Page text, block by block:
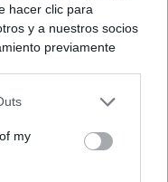
hacer clic para
y a nuestros socios
previamente
que algún
el derecho de
se aplicarán
my